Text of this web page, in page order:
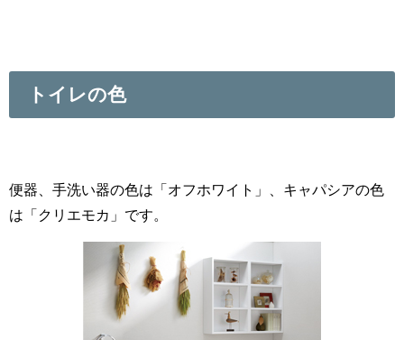
トイレの色
便器、手洗い器の色は「オフホワイト」、キャパシアの色
は「クリエモカ」です。